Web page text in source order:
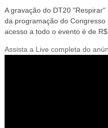
A gravação do DT20
da programação do
acesso a todo o evento é de
Assista a Live completa do